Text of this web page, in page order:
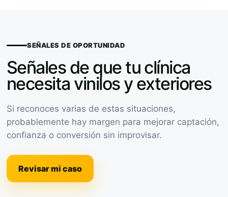
SEÑALES DE OPORTUNIDAD
Señales de que tu clínica
necesita vinilos y exteriores
Si reconoces varias de estas situaciones,
probablemente hay margen para mejorar captación,
confianza o conversión sin improvisar.
Revisar mi caso